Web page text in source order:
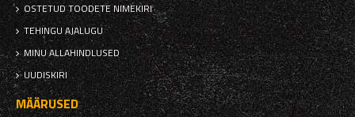
OSTETUD TOODETE NIMEKIRI
TEHINGU AJALUGU
MINU ALLAHINDLUSED
UUDISKIRI
MÄÄRUSED